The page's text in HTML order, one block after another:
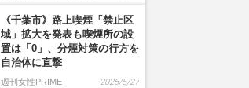
《千葉市》路上喫煙「禁止区
域」拡大を発表も喫煙所の設
置は「0」、分煙対策の行方を
自治体に直撃
週刊女性PRIME 2026/5/27